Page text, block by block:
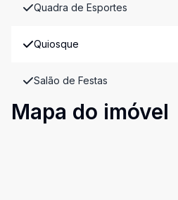
Quadra de Esportes
Quiosque
Salão de Festas
Mapa do imóvel